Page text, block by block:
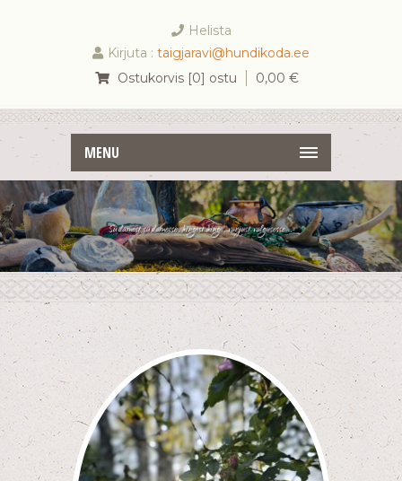
Helista
Kirjuta : taigjaravi@hundikoda.ee
Ostukorvis [0] ostu
0,00 €
MENU